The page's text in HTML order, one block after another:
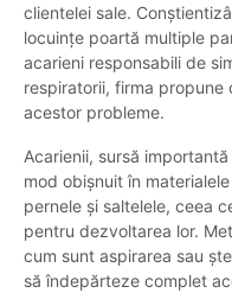
clientelei sale.
locuințe poartă multiple
acarieni responsabili de
respiratorii, firma propune
acestor probleme.
Acarienii, sursă
mod obișnuit în
pernele și saltelele, ceea
pentru dezvoltarea lor.
cum sunt aspirarea sau
să îndepărteze complet